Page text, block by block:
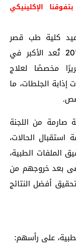
الإكلينيكي
كلية طب قصر
العيني، أن الوحدة التي تأسست عام 2016 تُعد الأكبر في
الأوسط وإفريقيا، وتضم 32 سريرًا مخصصًا لعلاج
إلى 8 أسرّة لحالات إذابة الجلطات، ما
صارمة من اللجنة
استقبال الحالات،
الملفات الطبية،
بعد خروجهم من
أفضل النتائج
على رأسهم: